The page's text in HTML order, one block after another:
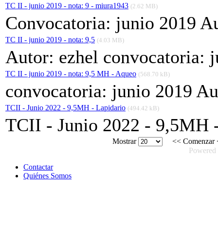
TC II - junio 2019 - nota: 9 - miura1943 (2.62 MB)
Convocatoria: junio 2019
TC II - junio 2019 - nota: 9,5 (4.03 MB)
Autor: ezhel convocatoria:
TC II - junio 2019 - nota: 9,5 MH - Aqueo (568.70 kB)
convocatoria: junio 2019
TCII - Junio 2022 - 9,5MH - Lapidario (494.42 kB)
TCII - Junio 2022 - 9,5MH
Mostrar << Comenzar
Contactar
Quiénes Somos